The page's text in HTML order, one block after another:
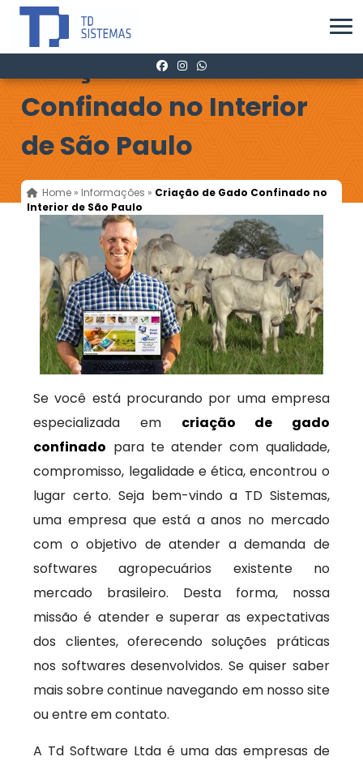
Criação de Gado
Confinado no Interior
de São Paulo
Home » Informações » Criação de Gado Confinado no
Interior de São Paulo
Se você está procurando por uma empresa
especializada em criação de gado
confinado para te atender com qualidade,
compromisso, legalidade e ética, encontrou o
lugar certo. Seja bem-vindo a TD Sistemas,
uma empresa que está a anos no mercado
com o objetivo de atender a demanda de
softwares agropecuários existente no
mercado brasileiro. Desta forma, nossa
missão é atender e superar as expectativas
dos clientes, oferecendo soluções práticas
nos softwares desenvolvidos. Se quiser saber
mais sobre continue navegando em nosso site
ou entre em contato.
A Td Software Ltda é uma das empresas de